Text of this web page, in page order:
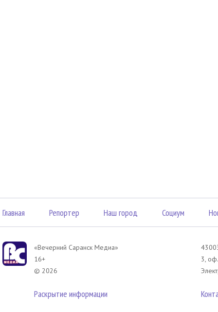
Главная Репортер Наш город Социум
«Вечерний Саранск Mедиа»
16+
© 2026
Раскрытие информации
3,